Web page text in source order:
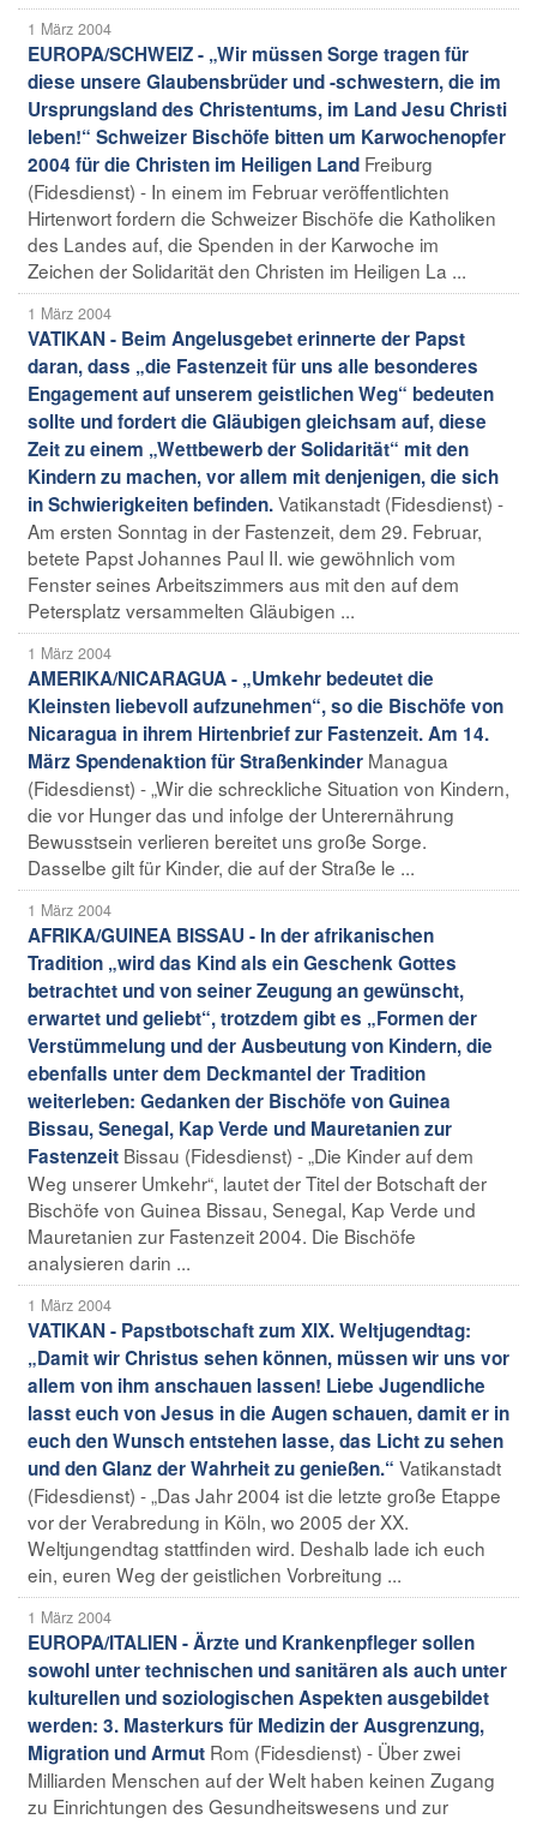
1 März 2004
EUROPA/SCHWEIZ - „Wir müssen Sorge tragen für
diese unsere Glaubensbrüder und -schwestern, die im
Ursprungsland des Christentums, im Land Jesu Christi
leben!“ Schweizer Bischöfe bitten um Karwochenopfer
2004 für die Christen im Heiligen Land Freiburg
(Fidesdienst) - In einem im Februar veröffentlichten
Hirtenwort fordern die Schweizer Bischöfe die Katholiken
des Landes auf, die Spenden in der Karwoche im
Zeichen der Solidarität den Christen im Heiligen La ...
1 März 2004
VATIKAN - Beim Angelusgebet erinnerte der Papst
daran, dass „die Fastenzeit für uns alle besonderes
Engagement auf unserem geistlichen Weg“ bedeuten
sollte und fordert die Gläubigen gleichsam auf, diese
Zeit zu einem „Wettbewerb der Solidarität“ mit den
Kindern zu machen, vor allem mit denjenigen, die sich
in Schwierigkeiten befinden.Vatikanstadt (Fidesdienst) -
Am ersten Sonntag in der Fastenzeit, dem 29. Februar,
betete Papst Johannes Paul II. wie gewöhnlich vom
Fenster seines Arbeitszimmers aus mit den auf dem
Petersplatz versammelten Gläubigen ...
1 März 2004
AMERIKA/NICARAGUA - „Umkehr bedeutet die
Kleinsten liebevoll aufzunehmen“, so die Bischöfe von
Nicaragua in ihrem Hirtenbrief zur Fastenzeit. Am 14.
März Spendenaktion für Straßenkinder Managua
(Fidesdienst) - „Wir die schreckliche Situation von Kindern,
die vor Hunger das und infolge der Unterernährung
Bewusstsein verlieren bereitet uns große Sorge.
Dasselbe gilt für Kinder, die auf der Straße le ...
1 März 2004
AFRIKA/GUINEA BISSAU - In der afrikanischen
Tradition „wird das Kind als ein Geschenk Gottes
betrachtet und von seiner Zeugung an gewünscht,
erwartet und geliebt“, trotzdem gibt es „Formen der
Verstümmelung und der Ausbeutung von Kindern, die
ebenfalls unter dem Deckmantel der Tradition
weiterleben: Gedanken der Bischöfe von Guinea
Bissau, Senegal, Kap Verde und Mauretanien zur
Fastenzeit Bissau (Fidesdienst) - „Die Kinder auf dem
Weg unserer Umkehr“, lautet der Titel der Botschaft der
Bischöfe von Guinea Bissau, Senegal, Kap Verde und
Mauretanien zur Fastenzeit 2004. Die Bischöfe
analysieren darin ...
1 März 2004
VATIKAN - Papstbotschaft zum XIX. Weltjugendtag:
„Damit wir Christus sehen können, müssen wir uns vor
allem von ihm anschauen lassen! Liebe Jugendliche
lasst euch von Jesus in die Augen schauen, damit er in
euch den Wunsch entstehen lasse, das Licht zu sehen
und den Glanz der Wahrheit zu genießen.“ Vatikanstadt
(Fidesdienst) - „Das Jahr 2004 ist die letzte große Etappe
vor der Verabredung in Köln, wo 2005 der XX.
Weltjungendtag stattfinden wird. Deshalb lade ich euch
ein, euren Weg der geistlichen Vorbreitung ...
1 März 2004
EUROPA/ITALIEN - Ärzte und Krankenpfleger sollen
sowohl unter technischen und sanitären als auch unter
kulturellen und soziologischen Aspekten ausgebildet
werden: 3. Masterkurs für Medizin der Ausgrenzung,
Migration und Armut Rom (Fidesdienst) - Über zwei
Milliarden Menschen auf der Welt haben keinen Zugang
zu Einrichtungen des Gesundheitswesens und zur